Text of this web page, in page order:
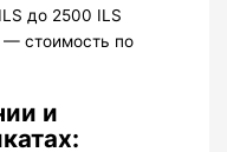
до 2500 ILS
— стоимость по
и